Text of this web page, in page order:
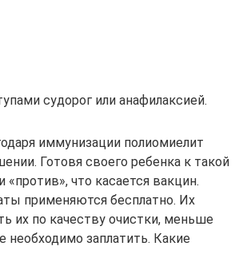
судорог или анафилаксией.
иммунизации полиомиелит
Готовя своего ребенка к такой
«против», что касается вакцин.
применяются бесплатно. Их
их по качеству очистки, меньше
заплатить. Какие